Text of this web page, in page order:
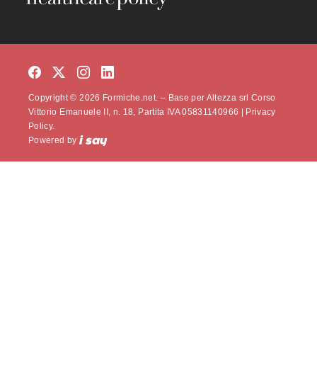
Copyright © 2026 Formiche.net. – Base per Altezza srl Corso
Vittorio Emanuele II, n. 18, Partita IVA 05831140966 | Privacy
Policy.
Powered by